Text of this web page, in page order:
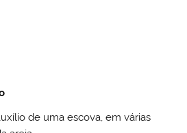
de uma escova, em várias